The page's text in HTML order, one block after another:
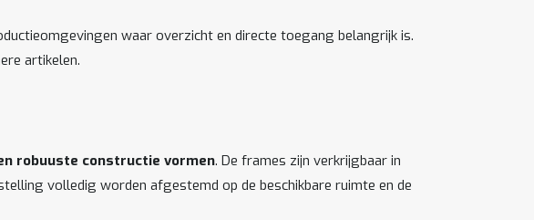
waar overzicht en directe toegang belangrijk is.
artikelen.
robuuste constructie vormen. De frames zijn verkrijgbaar in
volledig worden afgestemd op de beschikbare ruimte en de